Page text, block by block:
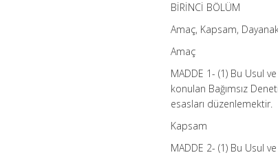
BİRİNCİ BÖLÜM
Amaç, Kapsam,
Amaç
MADDE 1- (1) Bu Usul
konulan Bağımsız
esasları düzenlemektir.
Kapsam
MADDE 2- (1) Bu Usul